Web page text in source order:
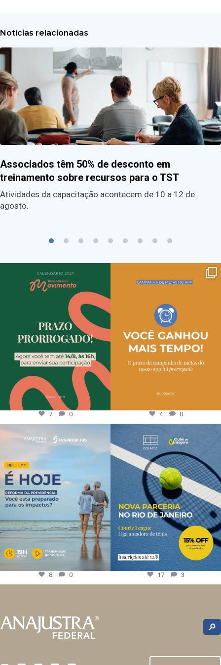
Notícias relacionadas
Associados têm 50% de desconto em
treinamento sobre recursos para o TST
Atividades da capacitação acontecem de 10 a 12 de
agosto.
7 0 4 0
8 0 17 3